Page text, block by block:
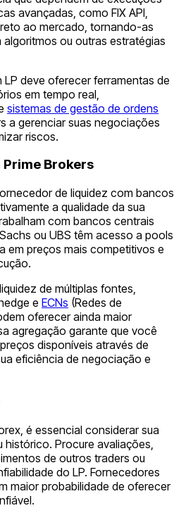
avançadas, como FIX API,
ao mercado, tornando-as
algoritmos ou outras estratégias
deve oferecer ferramentas de
em tempo real,
sistemas de gestão de ordens
a gerenciar suas negociações
riscos.
Brokers
de liquidez com bancos
a qualidade da sua
com bancos centrais
ou UBS têm acesso a pools
em preços mais competitivos e
de múltiplas fontes,
e ECNs (Redes de
oferecer ainda maior
agregação garante que você
disponíveis através de
eficiência de negociação e
é essencial considerar sua
Procure avaliações,
de outros traders ou
do LP. Fornecedores
maior probabilidade de oferecer